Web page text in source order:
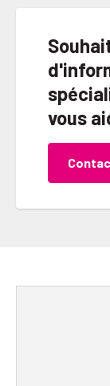
vous